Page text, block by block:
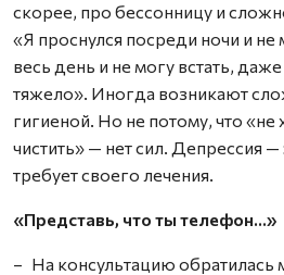
скорее, про бессонницу и
«Я проснулся посреди ночи и не
весь день и не могу встать,
тяжело». Иногда возникают
гигиеной. Но не потому, что «не
чистить» — нет сил. Депрессия
требует своего лечения.
«Представь, что ты телефон…»
– На консультацию обратилась